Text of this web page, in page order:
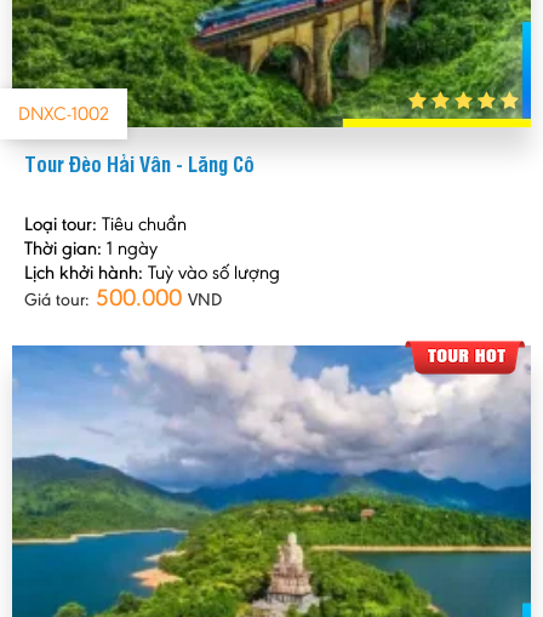
DNXC-1002
Tour Đèo Hải Vân - Lăng Cô
Loại tour: Tiêu chuẩn
Thời gian: 1 ngày
Lịch khởi hành: Tuỳ vào số lượng
Giá tour: 500.000 VND